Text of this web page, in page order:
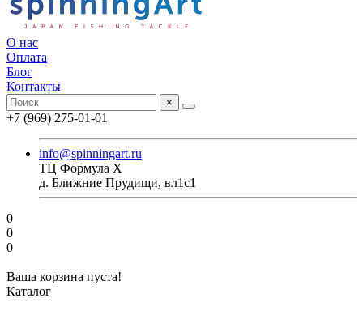
О нас
Оплата
Блог
Контакты
×
+7 (969) 275-01-01
info@spinningart.ru
ТЦ Формула X
д. Ближние Прудищи, вл1с1
0
0
0
Ваша корзина пуста!
Каталог